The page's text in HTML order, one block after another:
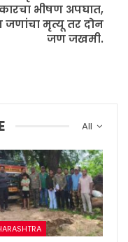
भीषण अपघात,
जणांचा मृत्यू तर दोन
जण जखमी.
All